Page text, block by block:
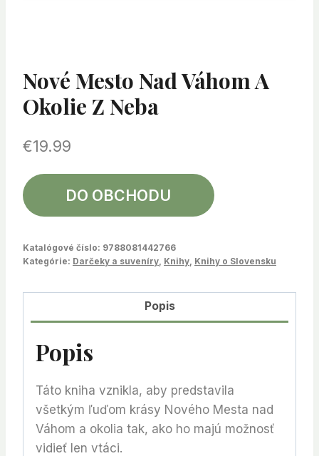
Nové Mesto Nad Váhom A
Okolie Z Neba
€19.99
DO OBCHODU
Katalógové číslo: 9788081442766
Kategórie: Darčeky a suveníry Knihy Knihy o Slovensku
Popis
Popis
Táto kniha vznikla, aby predstavila
všetkým ľuďom krásy Nového Mesta nad
Váhom a okolia tak, ako ho majú možnosť
vidieť len vtáci.